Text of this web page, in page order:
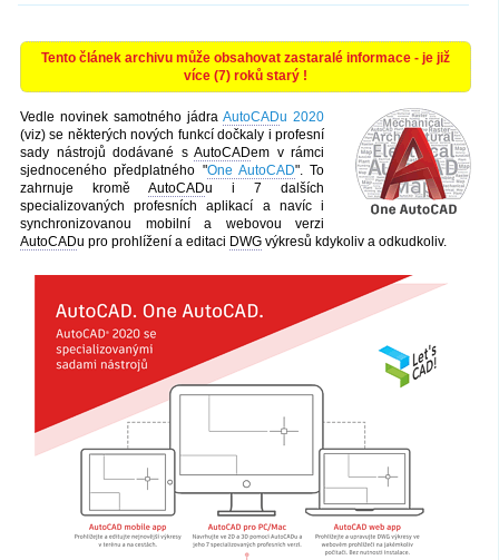
Tento článek archivu může obsahovat zastaralé informace - je již
více (7) roků starý !
Vedle novinek samotného jádra AutoCADu 2020
(viz) se některých nových funkcí dočkaly i profesní
sady nástrojů dodávané s AutoCADem v rámci
sjednoceného předplatného "One AutoCAD". To
zahrnuje kromě AutoCADu i 7 dalších
specializovaných profesních aplikací a navíc i
synchronizovanou mobilní a webovou verzi
AutoCADu pro prohlížení a editaci DWG výkresů kdykoliv a odkudkoliv.